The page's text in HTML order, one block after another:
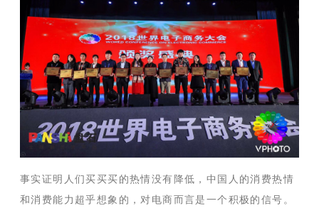
事实证明人们买买买的热情没有降低，中国人的消费热情
和消费能力超乎想象的，对电商而言是一个积极的信号。